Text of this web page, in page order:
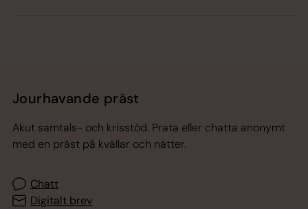
Jourhavande präst
Akut samtals- och krisstöd. Prata eller chatta anonymt
med en präst på kvällar och nätter.
Chatt
Digitalt brev